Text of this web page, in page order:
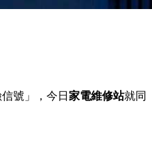
號」，今日 家電維修站就同